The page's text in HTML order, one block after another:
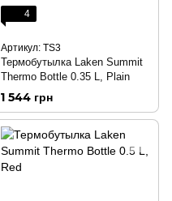
4
Артикул: TS3
Термобутылка Laken Summit
Thermo Bottle 0.35 L, Plain
1 544 грн